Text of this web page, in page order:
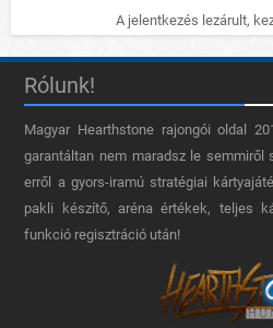
A jelentkezés lezárult,
Rólunk!
Magyar Hearthstone​ rajongói oldal
garantáltan nem maradsz le
erről a gyors-iramú stratégiai
pakli készítő, aréna értékek, teljes
funkció regisztráció után!